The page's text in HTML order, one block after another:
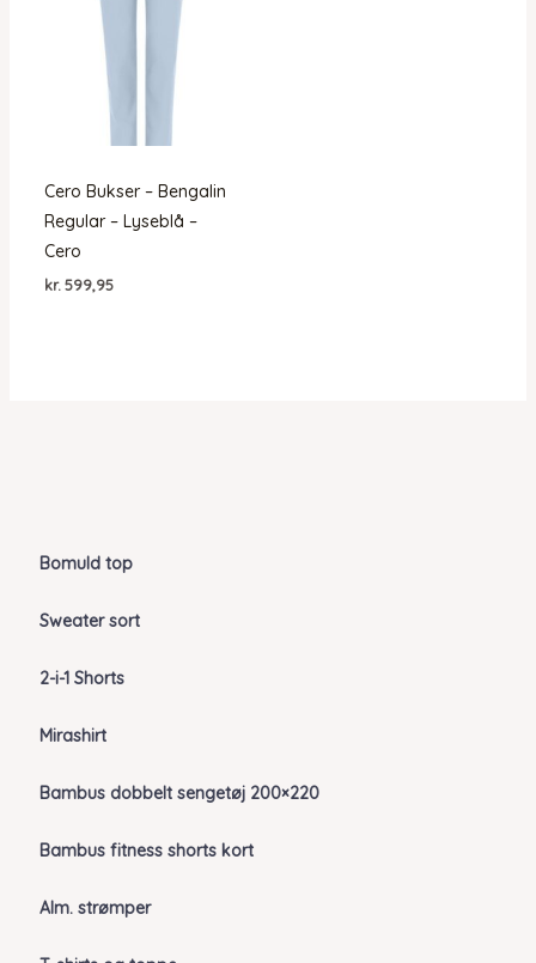
Bomuld top
Sweater sort
2-i-1 Shorts
Mirashirt
Bambus dobbelt sengetøj 200×220
Bambus fitness shorts kort
Alm. strømper
Cero Bukser – Bengalin
Regular – Lyseblå –
Cero
kr. 599,95